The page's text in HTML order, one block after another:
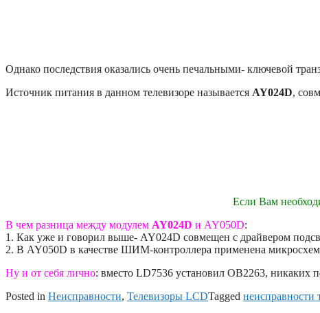
Однако последствия оказались очень печальными- ключевой
Источник питания в данном телевизоре называется AY024D,
Если Вам
В чем разница между модулем AY024D и AY050D:
1. Как уже и говорил выше- AY024D совмещен с драйвером
2. В AY050D в качестве ШИМ-контроллера применена
Ну и от себя лично: вместо LD7536 установил OB2263, никаких
Posted in Неисправности, Телевизоры LCDTagged неисправности